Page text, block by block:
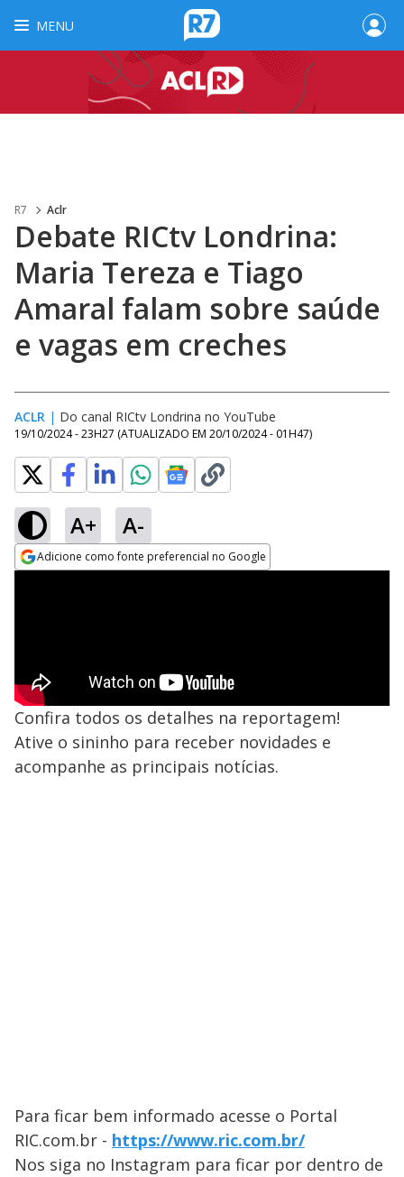
MENU
R7 Aclr
Debate RICtv Londrina:
Maria Tereza e Tiago
Amaral falam sobre saúde
e vagas em creches
ACLR | Do canal RICtv Londrina no YouTube
19/10/2024 - 23H27 (ATUALIZADO EM 20/10/2024 - 01H47)
A+ A-
Adicione como fonte preferencial no Google
Confira todos os detalhes na reportagem!
Ative o sininho para receber novidades e
acompanhe as principais notícias.
Para ficar bem informado acesse o Portal
RIC.com.br - https://www.ric.com.br/
Nos siga no Instagram para ficar por dentro de